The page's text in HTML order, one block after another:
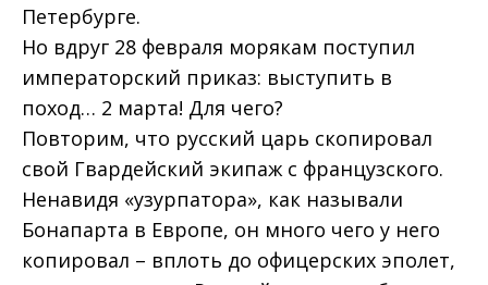
Петербурге.
Но вдруг 28 февраля морякам поступил
императорский приказ: выступить в
поход… 2 марта! Для чего?
Повторим, что русский царь скопировал
свой Гвардейский экипаж с французского.
Ненавидя «узурпатора», как называли
Бонапарта в Европе, он много чего у него
копировал – вплоть до офицерских эполет,